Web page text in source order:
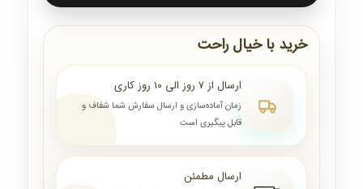
خرید با خیال راحت
ارسال از ۷ روز الی ۱۰ روز کاری
زمان آماده‌سازی و ارسال سفارش شما شفاف و
قابل پیگیری است
ارسال مطمئن